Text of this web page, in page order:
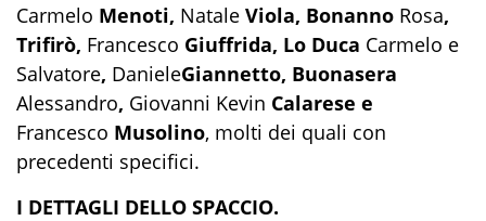
Carmelo Menoti, Natale Viola, Bonanno Rosa,
Trifirò, Francesco Giuffrida, Lo Duca Carmelo e
Salvatore, DanieleGiannetto, Buonasera
Alessandro, Giovanni Kevin Calarese e
Francesco Musolino, molti dei quali con
precedenti specifici.
I DETTAGLI DELLO SPACCIO.